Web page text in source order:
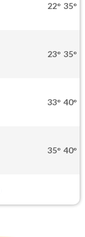
22° 35°
23° 35°
33° 40°
35° 40°